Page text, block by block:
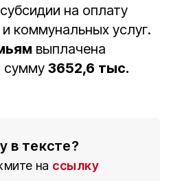
на оплату
коммунальных услуг.
выплачена
сумму 3652,6 тыс.
в тексте?
на ссылку